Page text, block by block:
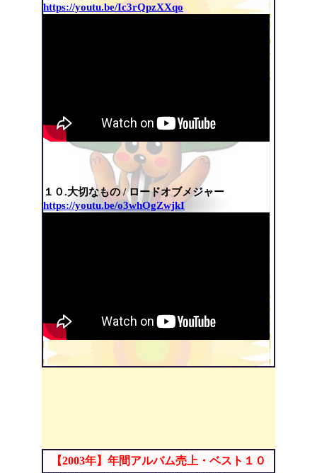
https://youtu.be/Ic3rQpzXXqo
１０.大切なもの / ロードオブメジャー
https://youtu.be/o3whOgZwjkI
【2003年】年間アルバム売上・ベスト１０